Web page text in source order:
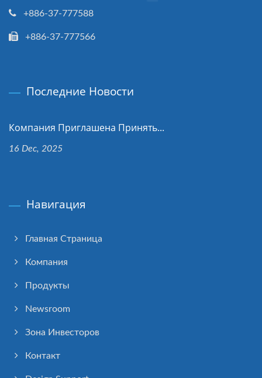
+886-37-777588
+886-37-777566
Последние Новости
Компания Приглашена Принять...
16 Dec, 2025
Навигация
Главная Страница
Компания
Продукты
Newsroom
Зона Инвесторов
Контакт